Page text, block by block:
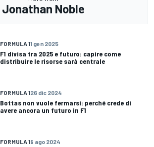
Jonathan Noble
FORMULA 11 gen 2025
F1 divisa tra 2025 e futuro: capire come
distribuire le risorse sarà centrale
FORMULA 126 dic 2024
Bottas non vuole fermarsi: perché crede di
avere ancora un futuro in F1
FORMULA 19 ago 2024